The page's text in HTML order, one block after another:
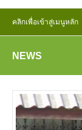
คลิกเพื่อเข้าสู่เมนูหลัก
NEWS